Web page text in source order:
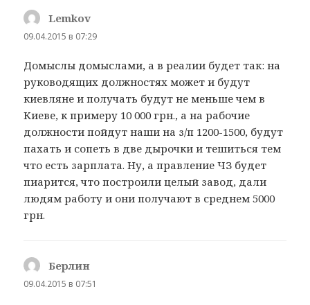
Lemkov
09.04.2015 в 07:29
Домыслы домыслами, а в реалии будет так: на
руководящих должностях может и будут
киевляне и получать будут не меньше чем в
Киеве, к примеру 10 000 грн., а на рабочие
должности пойдут наши на з/п 1200-1500, будут
пахать и сопеть в две дырочки и тешиться тем
что есть зарплата. Ну, а правление ЧЗ будет
пиарится, что построили целый завод, дали
людям работу и они получают в среднем 5000
грн.
Берлин
09.04.2015 в 07:51